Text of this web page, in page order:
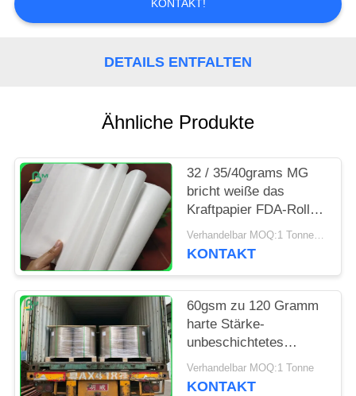
POLICY
KONTAKT!
DETAILS ENTFALTEN
Ähnliche Produkte
32 / 35/40grams MG
bricht weiße das
Kraftpapier FDA-Rolle,
die für das Verpacken
verpackt ab
Verhandelbar MOQ:1 Tonne für Sondergröße
KONTAKT
60gsm zu 120 Gramm
harte Stärke-
unbeschichtetes
gebleichtes
Kraftpapier-Rollen-für
Verhandelbar MOQ:1 Tonne
KONTAKT